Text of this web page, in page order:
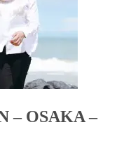
– OSAKA –